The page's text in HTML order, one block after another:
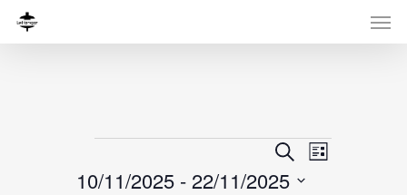
Recherche
et
Recherche
Liste
10/11/2025 - 22/11/2025